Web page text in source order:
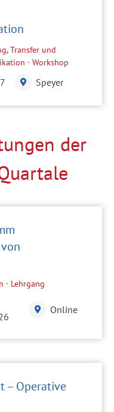
Transfer und
· Workshop
Speyer
der
· Lehrgang
Online
– Operative